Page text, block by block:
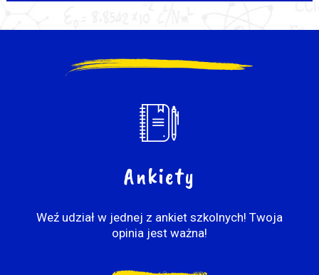
Ankiety
Weź udział w jednej z ankiet szkolnych! Twoja
opinia jest ważna!